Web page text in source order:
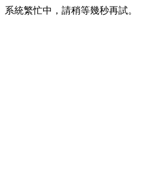
系統繁忙中，請稍等幾秒再試。